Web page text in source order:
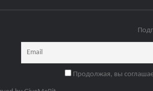
Продолжая, вы